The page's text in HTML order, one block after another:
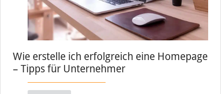
Wie erstelle ich erfolgreich eine Homepage
– Tipps für Unternehmer